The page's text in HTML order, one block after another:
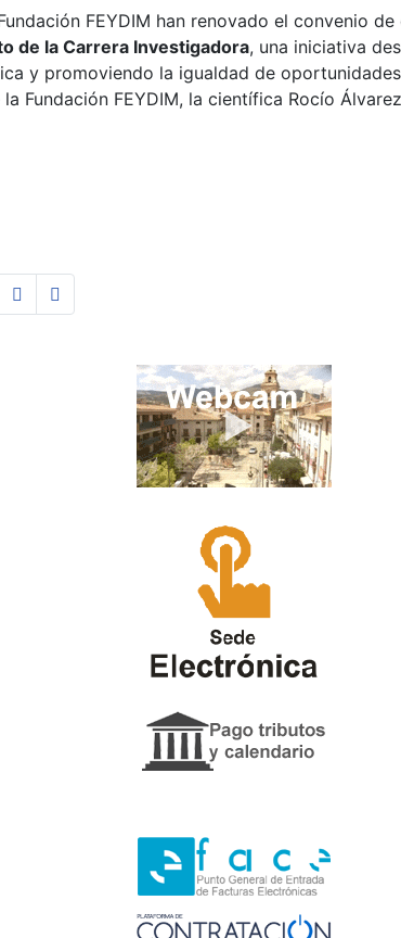
FEYDIM han renovado el convenio
de la Carrera Investigadora, una iniciativa
y promoviendo la igualdad de
Fundación FEYDIM, la científica Rocío